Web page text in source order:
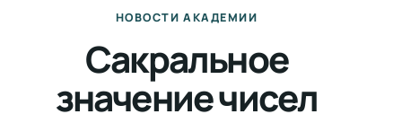
НОВОСТИ АКАДЕМИИ
Сакральное
значение чисел